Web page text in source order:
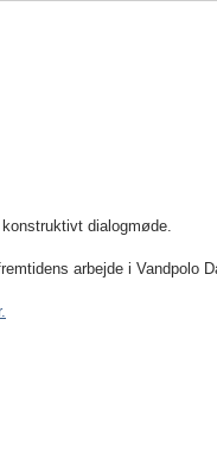
dialogmøde.
arbejde i Vandpolo